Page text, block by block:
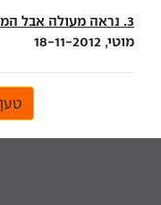
3. נראה מעולה אבל המחיר חזירי
מוטי, 18-11-2012